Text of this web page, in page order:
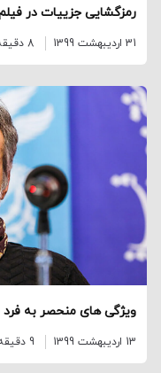
رمزگشایی جزییات در
31 اردیبهشت 1399 8 دقیقه
ویژگی های منحصر به فرد
13 اردیبهشت 1399 9 دقیقه